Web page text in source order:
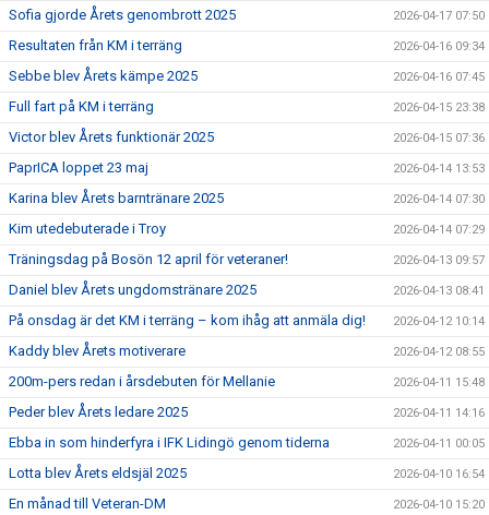
Sofia gjorde Årets genombrott 2025 2026-04-17 07:50
Resultaten från KM i terräng 2026-04-16 09:34
Sebbe blev Årets kämpe 2025 2026-04-16 07:45
Full fart på KM i terräng 2026-04-15 23:38
Victor blev Årets funktionär 2025 2026-04-15 07:36
PaprICA loppet 23 maj 2026-04-14 13:53
Karina blev Årets barntränare 2025 2026-04-14 07:30
Kim utedebuterade i Troy 2026-04-14 07:29
Träningsdag på Bosön 12 april för veteraner! 2026-04-13 09:57
Daniel blev Årets ungdomstränare 2025 2026-04-13 08:41
På onsdag är det KM i terräng – kom ihåg att anmäla dig! 2026-04-12 10:14
Kaddy blev Årets motiverare 2026-04-12 08:55
200m-pers redan i årsdebuten för Mellanie 2026-04-11 15:48
Peder blev Årets ledare 2025 2026-04-11 14:16
Ebba in som hinderfyra i IFK Lidingö genom tiderna 2026-04-11 00:05
Lotta blev Årets eldsjäl 2025 2026-04-10 16:54
En månad till Veteran-DM 2026-04-10 15:20